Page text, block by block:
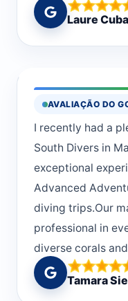
🙏🏼
Laure
AVALIAÇÃO DO
I recently had a
South Divers in
exceptional
Advanced
diving trips.Our
professional in
diverse corals
much as
white type reef
Tamara